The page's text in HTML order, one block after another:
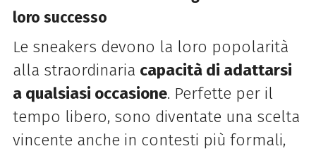
loro successo
Le sneakers devono la loro popolarità
alla straordinaria capacità di adattarsi
a qualsiasi occasione. Perfette per il
tempo libero, sono diventate una scelta
vincente anche in contesti più formali,